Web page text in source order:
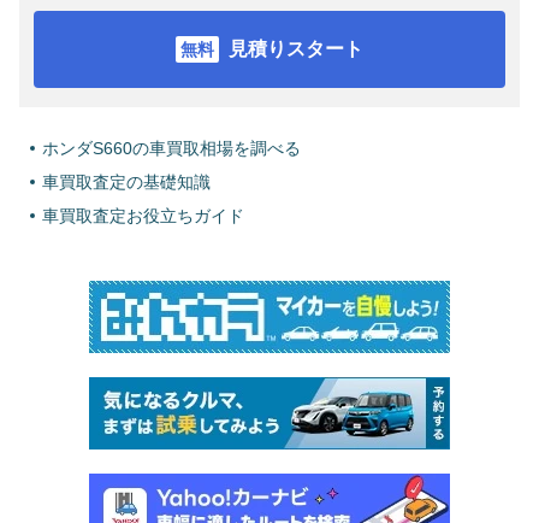
見積りスタート
ホンダS660の車買取相場を調べる
車買取査定の基礎知識
車買取査定お役立ちガイド